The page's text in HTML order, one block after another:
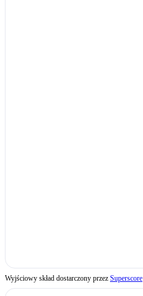
Wyjściowy skład dostarczony przez Superscore